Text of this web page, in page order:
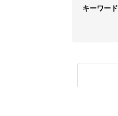
キーワード